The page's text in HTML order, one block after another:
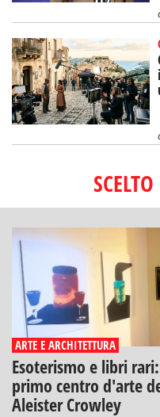
ARTE E ARCHITETTURA
Esoterismo e libri
primo centro d'arte
Aleister Crowley